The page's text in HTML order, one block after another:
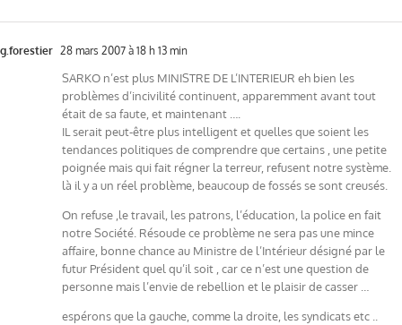
g.forestier 28 mars 2007 à 18 h 13 min
SARKO n’est plus MINISTRE DE L’INTERIEUR eh bien les
problèmes d’incivilité continuent, apparemment avant tout
était de sa faute, et maintenant ….
IL serait peut-être plus intelligent et quelles que soient les
tendances politiques de comprendre que certains , une petite
poignée mais qui fait régner la terreur, refusent notre système.
là il y a un réel problème, beaucoup de fossés se sont creusés.
On refuse ,le travail, les patrons, l’éducation, la police en fait
notre Société. Résoude ce problème ne sera pas une mince
affaire, bonne chance au Ministre de l’Intérieur désigné par le
futur Président quel qu’il soit , car ce n’est une question de
personne mais l’envie de rebellion et le plaisir de casser …
espérons que la gauche, comme la droite, les syndicats etc ..